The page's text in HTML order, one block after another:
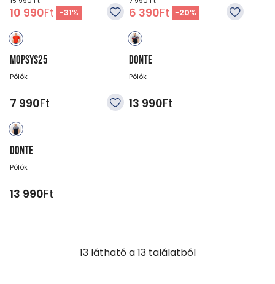
10 990Ft -31% 6 390Ft -20%
MOPSYS25
Pólók
7 990Ft
DONTE
Pólók
13 990Ft
DONTE
Pólók
13 990Ft
13látható a13találatból